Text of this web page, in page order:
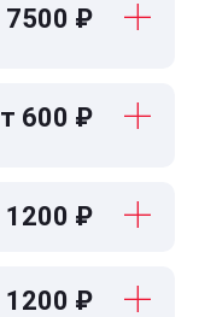
7500 ₽
600 ₽
1200 ₽
1200 ₽